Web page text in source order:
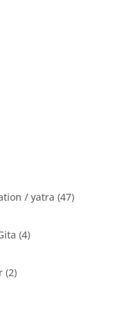
/ yatra (47)
(4)
(2)